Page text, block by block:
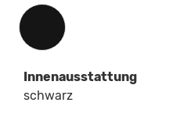
Innenausstattung
Innenausstattung
schwarz